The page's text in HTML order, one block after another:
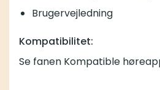
Brugervejledning
Kompatibilitet:
Se fanen Kompatible